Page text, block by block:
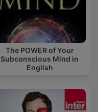
The POWER of Your
Subconscious Mind in
English